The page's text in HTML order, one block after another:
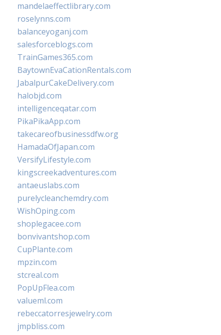
mandelaeffectlibrary.com
roselynns.com
balanceyoganj.com
salesforceblogs.com
TrainGames365.com
BaytownEvaCationRentals.com
JabalpurCakeDelivery.com
halobjd.com
intelligenceqatar.com
PikaPikaApp.com
takecareofbusinessdfw.org
HamadaOfJapan.com
VersifyLifestyle.com
kingscreekadventures.com
antaeuslabs.com
purelycleanchemdry.com
WishOping.com
shoplegacee.com
bonvivantshop.com
CupPlante.com
mpzin.com
stcreal.com
PopUpFlea.com
valueml.com
rebeccatorresjewelry.com
jmpbliss.com